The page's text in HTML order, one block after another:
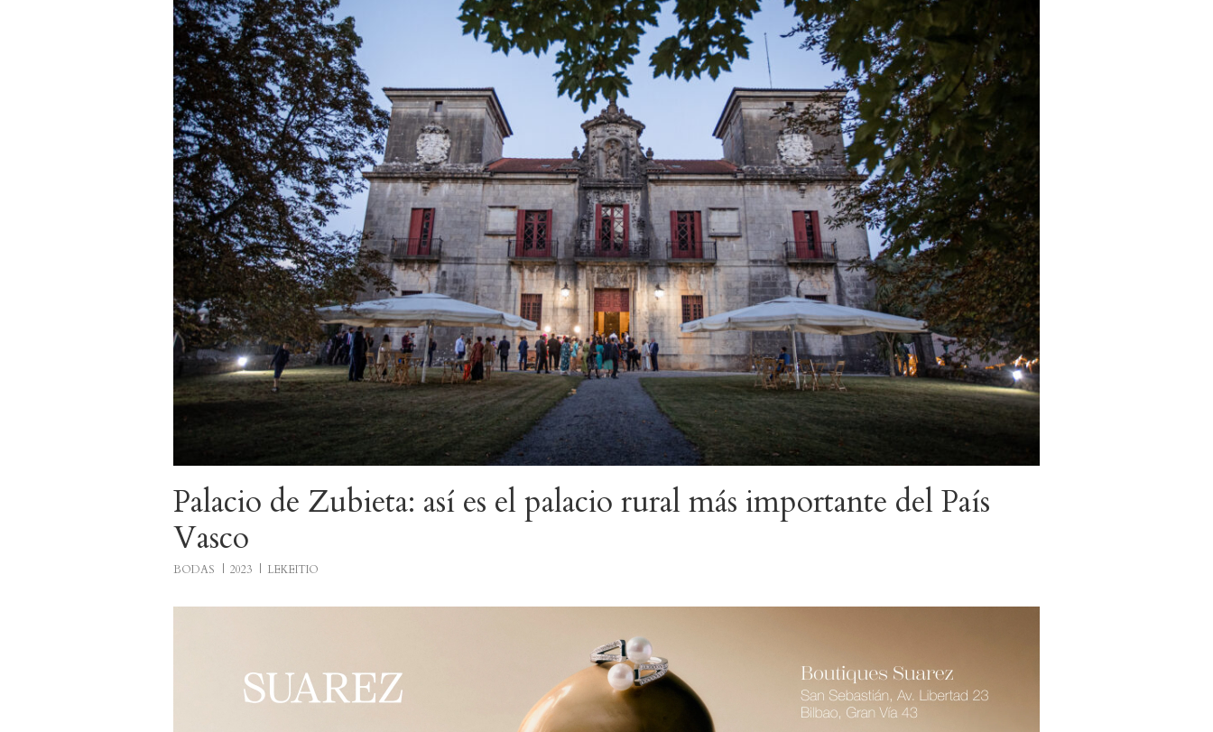
Palacio de Zubieta: así es el palacio rural más importante del País
Vasco
BODAS 2023 LEKEITIO